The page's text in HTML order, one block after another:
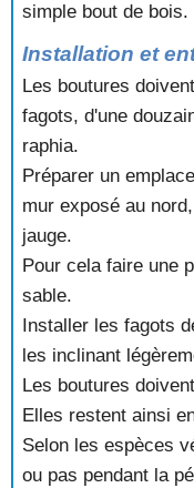
simple bout de bois.
Installation et
Les boutures
fagots, d'une
raphia.
Préparer un
mur exposé au
jauge.
Pour cela faire une
sable.
Installer les fagots
les inclinant
Les boutures
Elles restent ainsi
Selon les espèces
ou pas pendant la